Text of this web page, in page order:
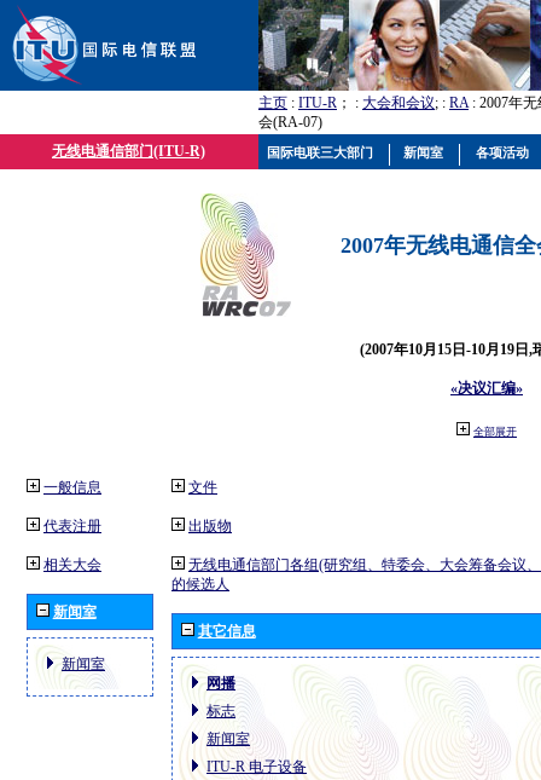
主页 : ITU-R ； : 大会和会议; : RA: 2007年
会(RA-07)
无线电通信部门(ITU-R)
2007年无线电通信
(2007年10月15日-10月19日,
«决议汇编»
全部展开
一般信息
代表注册
相关大会
新闻室
新闻室
文件
出版物
无线电通信部门各组(研究组、特委会、大会筹备会议
的候选人
其它信息
网播
标志
新闻室
ITU-R 电子设备
国际电联三大部门 新闻室 各项活动